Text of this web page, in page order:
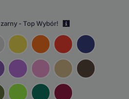
- Top Wybór!